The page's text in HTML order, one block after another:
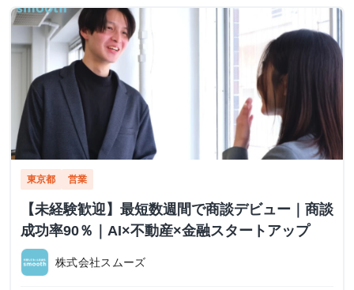
東京都 営業
【未経験歓迎】最短数週間で商談デビュー｜商談
成功率90％｜AI×不動産×金融スタートアップ
株式会社スムーズ